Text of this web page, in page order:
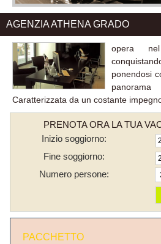
AGENZIA ATHENA GRADO
opera
ponendosi
Caratterizzata da un costante
PRENOTA ORA LA TUA
Inizio soggiorno:
Fine soggiorno:
Numero persone:
PACCHETTO